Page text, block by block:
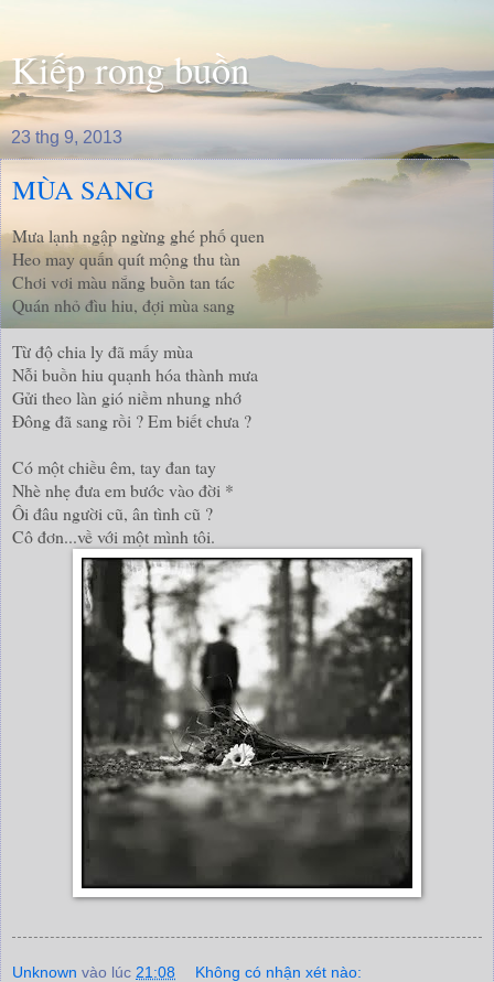
Kiếp rong buồn
23 thg 9, 2013
MÙA SANG
Mưa lạnh ngập ngừng ghé phố quen
Heo may quấn quít mộng thu tàn
Chơi vơi màu nắng buồn tan tác
Quán nhỏ đìu hiu, đợi mùa sang
Từ độ chia ly đã mấy mùa
Nỗi buồn hiu quạnh hóa thành mưa
Gửi theo làn gió niềm nhung nhớ
Đông đã sang rồi ? Em biết chưa ?
Có một chiều êm, tay đan tay
Nhè nhẹ đưa em bước vào đời *
Ôi đâu người cũ, ân tình cũ ?
Cô đơn...về với một mình tôi.
Unknown vào lúc 21:08 Không có nhận xét nào: